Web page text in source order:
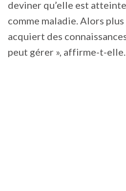
deviner qu’elle est
comme maladie. Alors
acquiert des
peut gérer », affirme-t-elle.